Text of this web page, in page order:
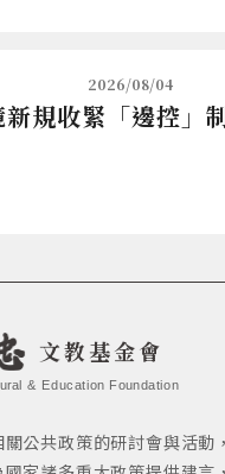
2026/08/04
規收緊「邊控」
文教基金會
& Education Foundation
公共政策的研討會與活動